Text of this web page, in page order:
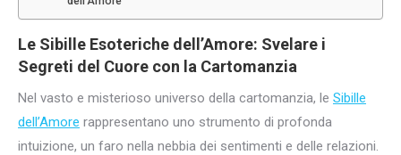
Le Sibille Esoteriche dell’Amore: Svelare i
Segreti del Cuore con la Cartomanzia
Nel vasto e misterioso universo della cartomanzia, le Sibille
dell’Amore rappresentano uno strumento di profonda
intuizione, un faro nella nebbia dei sentimenti e delle relazioni.